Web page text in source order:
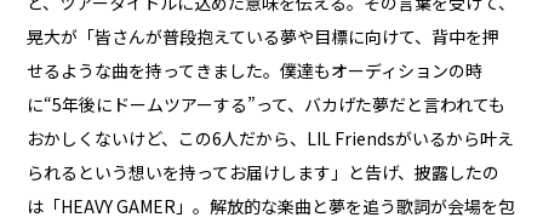
晃大が「皆さんが普段抱えている夢や目標に向けて、背中を押
せるような曲を持ってきました。僕達もオーディションの時
に“5年後にドームツアーする”って、バカげた夢だと言われても
おかしくないけど、この6人だから、LIL Friendsがいるから叶え
られるという想いを持ってお届けします」と告げ、披露したの
は「HEAVY GAMER」。解放的な楽曲と夢を追う歌詞が会場を包